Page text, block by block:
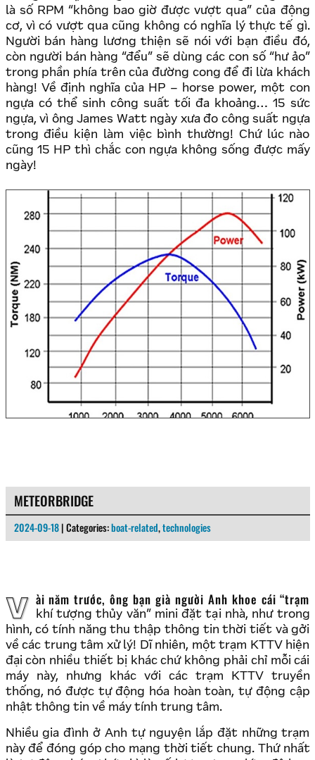
là số RPM “không bao giờ được vượt qua” của động
cơ, vì có vượt qua cũng không có nghĩa lý thực tế gì.
Người bán hàng lương thiện sẽ nói với bạn điều đó,
còn người bán hàng “đểu” sẽ dùng các con số “hư ảo”
trong phần phía trên của đường cong để đi lừa khách
hàng! Về định nghĩa của HP – horse power, một con
ngựa có thể sinh công suất tối đa khoảng… 15 sức
ngựa, vì ông James Watt ngày xưa đo công suất ngựa
trong điều kiện làm việc bình thường! Chứ lúc nào
cũng 15 HP thì chắc con ngựa không sống được mấy
ngày!
METEORBRIDGE
2024-09-18 | Categories:boat-related,technologies
Vài năm trước, ông bạn già người Anh khoe cái “trạm
khí tượng thủy văn” mini đặt tại nhà, như trong
hình, có tính năng thu thập thông tin thời tiết và gởi
về các trung tâm xử lý! Dĩ nhiên, một trạm KTTV hiện
đại còn nhiều thiết bị khác chứ không phải chỉ mỗi cái
máy này, nhưng khác với các trạm KTTV truyền
thống, nó được tự động hóa hoàn toàn, tự động cập
nhật thông tin về máy tính trung tâm.
Nhiều gia đình ở Anh tự nguyện lắp đặt những trạm
này để đóng góp cho mạng thời tiết chung. Thứ nhất